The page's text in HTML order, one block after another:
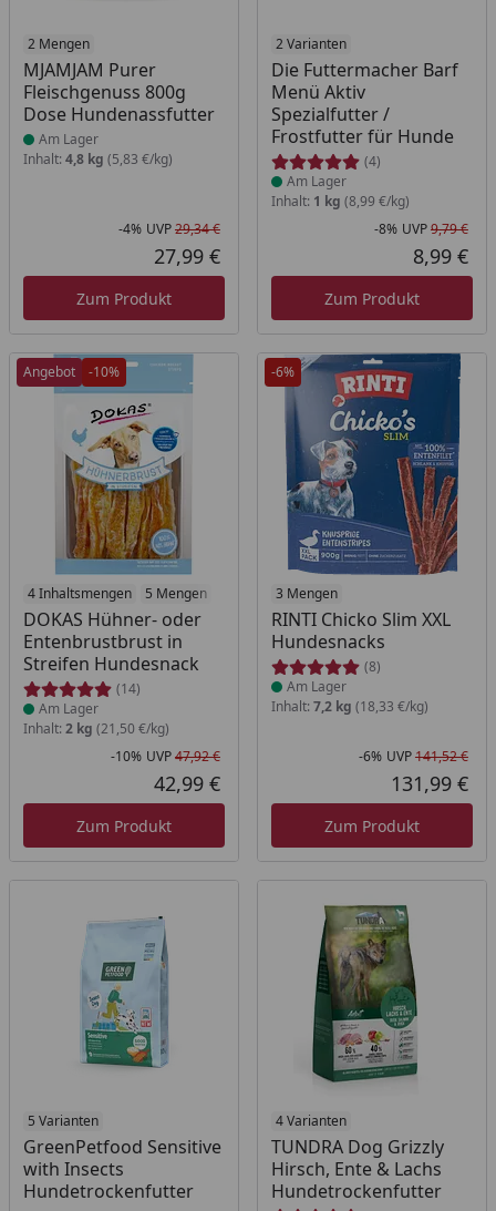
2 Mengen
MJAMJAM Purer
Fleischgenuss 800g
Dose Hundenassfutter
Produkt am Lager
Am Lager
Inhalt: 4,8 kg (5,83 €/kg)
Rabatt in Prozent
-4%
Ursprünglicher Preis
UVP29,34 €
Aktueller Preis
27,99 €
Zum Produkt
2 Varianten
Die Futtermacher Barf
Menü Aktiv
Spezialfutter /
Frostfutter für Hunde
(4)
Produkt am Lager
Am Lager
Inhalt: 1 kg (8,99 €/kg)
-8% UVP9,79 €
8,99 €
Zum Produkt
Angebot -10%
4 Inhaltsmengen 5 Mengen
DOKAS Hühner- oder
Entenbrustbrust in
Streifen Hundesnack
(14)
Produkt am Lager
Am Lager
Inhalt: 2 kg (21,50 €/kg)
Rabatt in Prozent
-10%
Ursprünglicher Preis
UVP47,92 €
Aktueller Preis
42,99 €
Zum Produkt
-6%
3 Mengen
RINTI Chicko Slim XXL
Hundesnacks
(8)
Produkt am Lager
Am Lager
Inhalt: 7,2 kg (18,33 €/kg)
-6% UVP141,52 €
131,99 €
Zum Produkt
5 Varianten
GreenPetfood Sensitive
with Insects
Hundetrockenfutter
Produkt am Lager 4 Varianten
TUNDRA Dog Grizzly
Hirsch, Ente & Lachs
Hundetrockenfutter
Produkt am Lager